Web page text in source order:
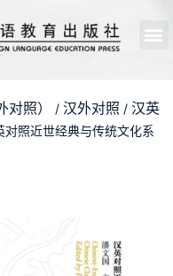
照） / 汉外对照 / 汉英
对照近世经典与传统文化系